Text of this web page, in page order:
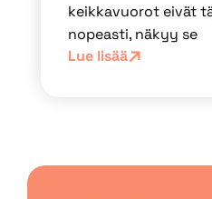
keikkavuorot eivät
nopeasti, näkyy se
Lue lisää